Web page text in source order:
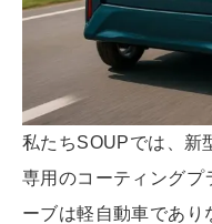
私たちSOUPでは、新
専用のコーティングプ
ーブは軽自動車であり